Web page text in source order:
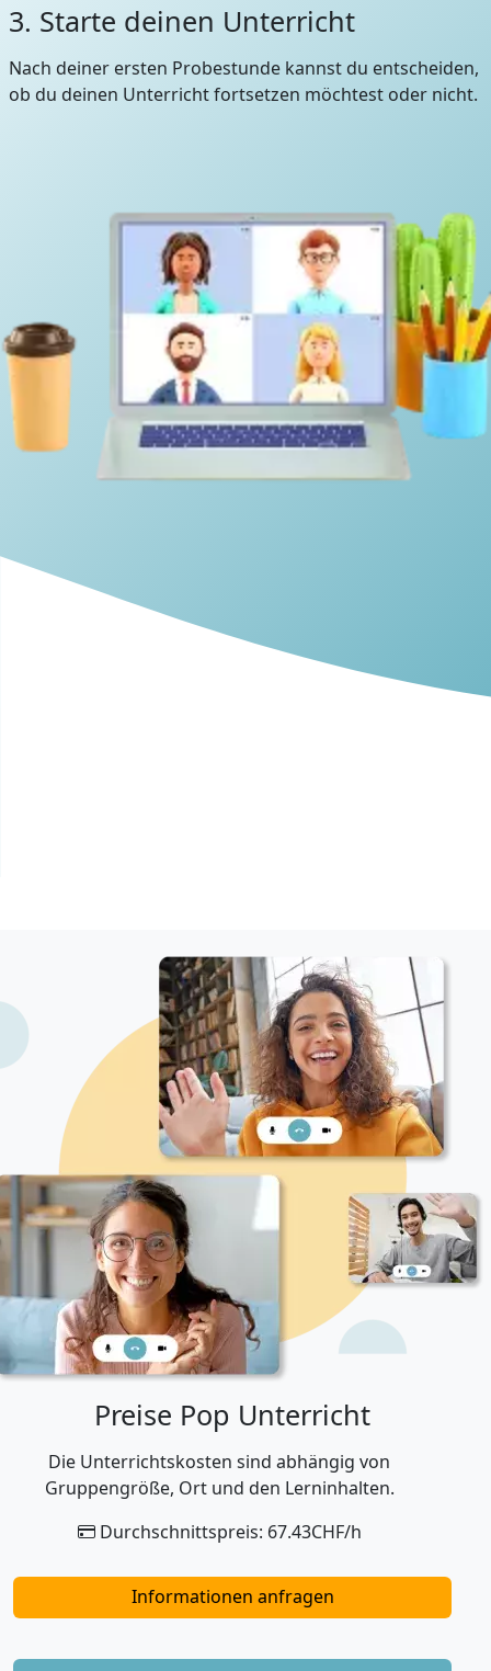
3. Starte deinen Unterricht
Nach deiner ersten Probestunde kannst du entscheiden,
ob du deinen Unterricht fortsetzen möchtest oder nicht.
Preise Pop Unterricht
Die Unterrichtskosten sind abhängig von
Gruppengröße, Ort und den Lerninhalten.
Durchschnittspreis: 67.43CHF/h
Informationen anfragen